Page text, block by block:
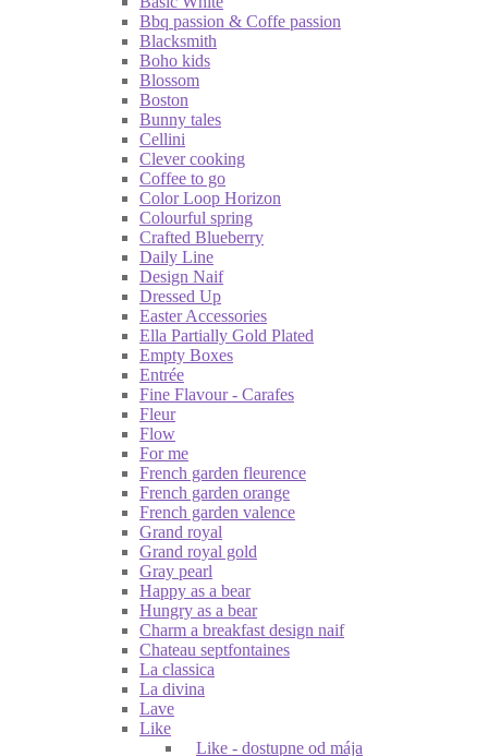
Bbq passion & Coffe passion
Blacksmith
Boho kids
Blossom
Boston
Bunny tales
Cellini
Clever cooking
Coffee to go
Color Loop Horizon
Colourful spring
Crafted Blueberry
Daily Line
Design Naif
Dressed Up
Easter Accessories
Ella Partially Gold Plated
Empty Boxes
Entrée
Fine Flavour - Carafes
Fleur
Flow
For me
French garden fleurence
French garden orange
French garden valence
Grand royal
Grand royal gold
Gray pearl
Happy as a bear
Hungry as a bear
Charm a breakfast design naif
Chateau septfontaines
La classica
La divina
Lave
Like
Like - dostupne od mája